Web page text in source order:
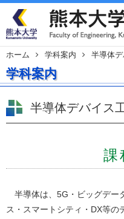
ホーム 学科案内 半導体
学科案内
半導体デバイス
課
半導体は、5G・ビッグデー
ス・スマートシティ・DX等の
学部
沿革
教
学科